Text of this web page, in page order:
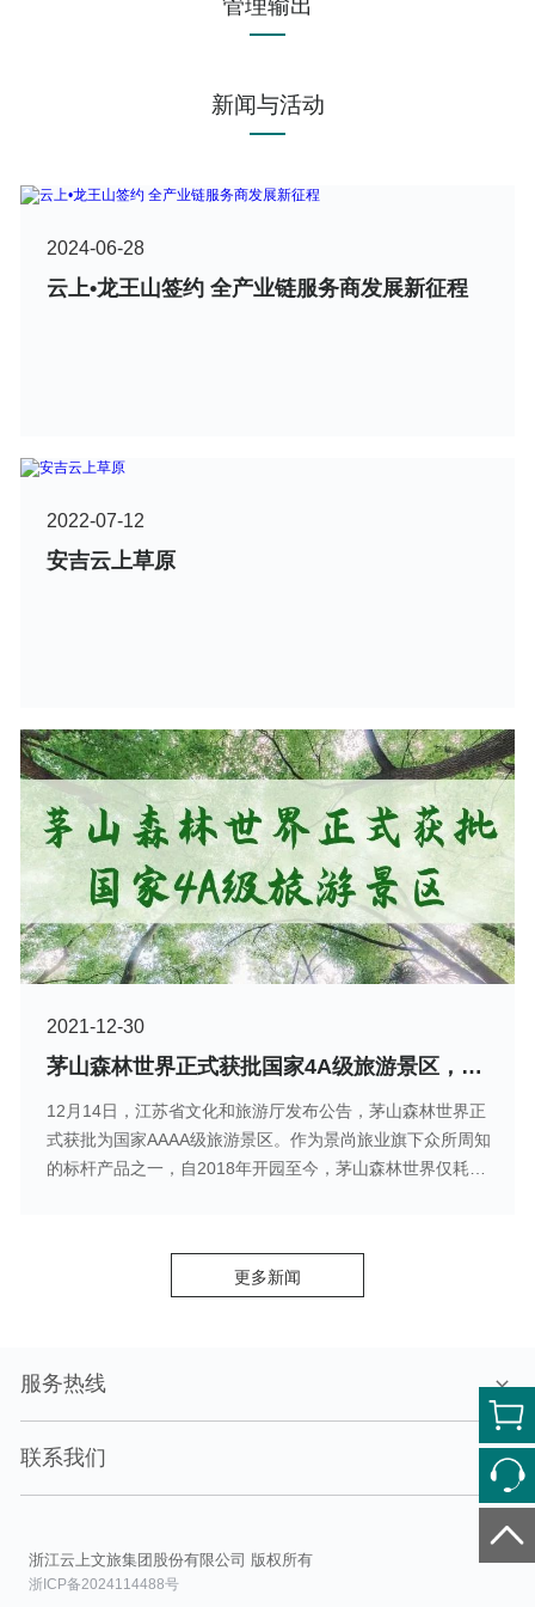
管理输出
新闻与活动
2024-06-28
云上•龙王山签约 全产业链服务商发展新征程
2022-07-12
安吉云上草原
2021-12-30
茅山森林世界正式获批国家4A级旅游景区，描绘“绿水青山”新画卷！
12月14日，江苏省文化和旅游厅发布公告，茅山森林世界正
式获批为国家AAAA级旅游景区。作为景尚旅业旗下众所周知
的标杆产品之一，自2018年开园至今，茅山森林世界仅耗时3
更多新闻
服务热线
联系我们
浙江云上文旅集团股份有限公司 版权所有
浙ICP备2024114488号